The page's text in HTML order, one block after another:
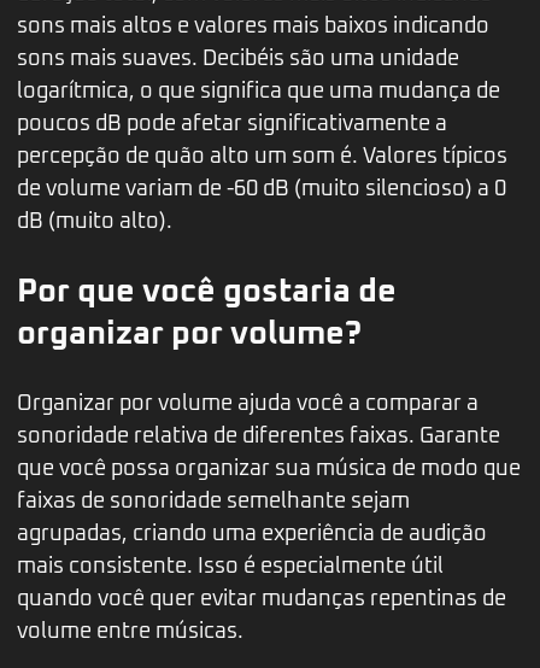
sons mais altos e valores mais baixos indicando
sons mais suaves. Decibéis são uma unidade
logarítmica, o que significa que uma mudança de
poucos dB pode afetar significativamente a
percepção de quão alto um som é. Valores típicos
de volume variam de -60 dB (muito silencioso) a 0
dB (muito alto).
Por que você gostaria de
organizar por volume?
Organizar por volume ajuda você a comparar a
sonoridade relativa de diferentes faixas. Garante
que você possa organizar sua música de modo que
faixas de sonoridade semelhante sejam
agrupadas, criando uma experiência de audição
mais consistente. Isso é especialmente útil
quando você quer evitar mudanças repentinas de
volume entre músicas.